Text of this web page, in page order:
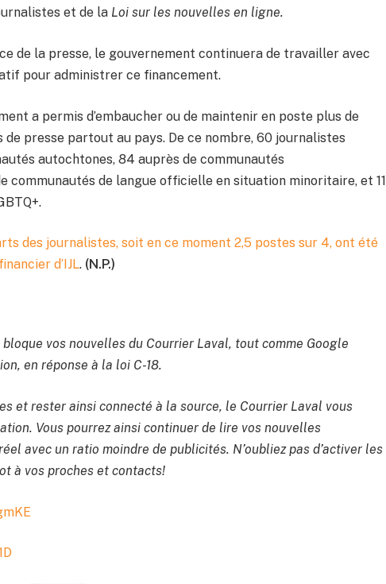
et de la Loi sur les nouvelles en ligne.
de la presse, le gouvernement continuera de travailler avec
pour administrer ce financement.
a permis d’embaucher ou de maintenir en poste plus de
presse partout au pays. De ce nombre, 60 journalistes
autochtones, 84 auprès de communautés
communautés de langue officielle en situation minoritaire, et 11
des journalistes, soit en ce moment 2,5 postes sur 4, ont été
d’IJL. (N.P.)
vos nouvelles du Courrier Laval, tout comme Google
en réponse à la loi C-18.
et rester ainsi connecté à la source, le Courrier Laval vous
Vous pourrez ainsi continuer de lire vos nouvelles
avec un ratio moindre de publicités. N’oubliez pas d’activer les
à vos proches et contacts!